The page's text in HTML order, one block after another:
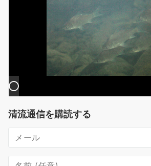
清流通信を購読する